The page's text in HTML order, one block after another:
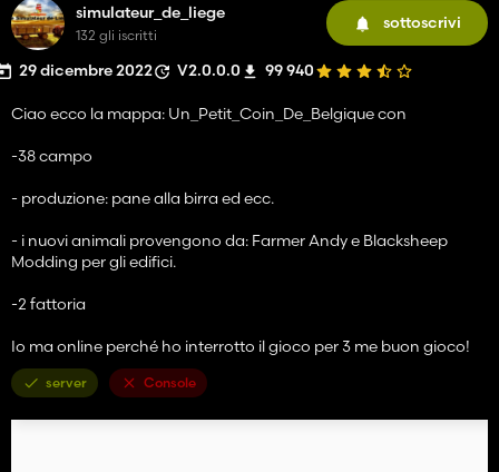
simulateur_de_liege
132 gli iscritti
sottoscrivi
29 dicembre 2022 V2.0.0.0 99 940
Ciao ecco la mappa: Un_Petit_Coin_De_Belgique con
-38 campo
- produzione: pane alla birra ed ecc.
- i nuovi animali provengono da: Farmer Andy e Blacksheep
Modding per gli edifici.
-2 fattoria
Io ma online perché ho interrotto il gioco per 3 me buon gioco!
server Console